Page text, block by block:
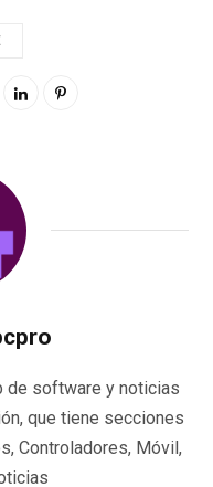
de software y noticias
que tiene secciones
Controladores, Móvil,